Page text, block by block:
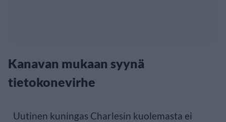
Kanavan mukaan syynä
tietokonevirhe
Uutinen kuningas Charlesin kuolemasta ei